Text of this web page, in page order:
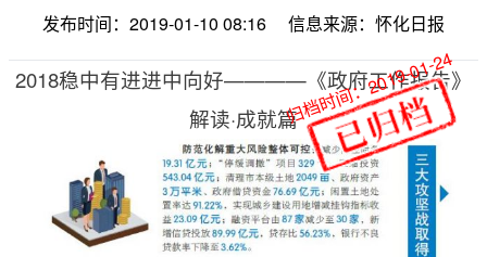
发布时间：2019-01-10 08:16 信息来源：怀化日报
2018稳中有进进中向好————《政府工作报告》
解读·成就篇归档时间：2019-01-24